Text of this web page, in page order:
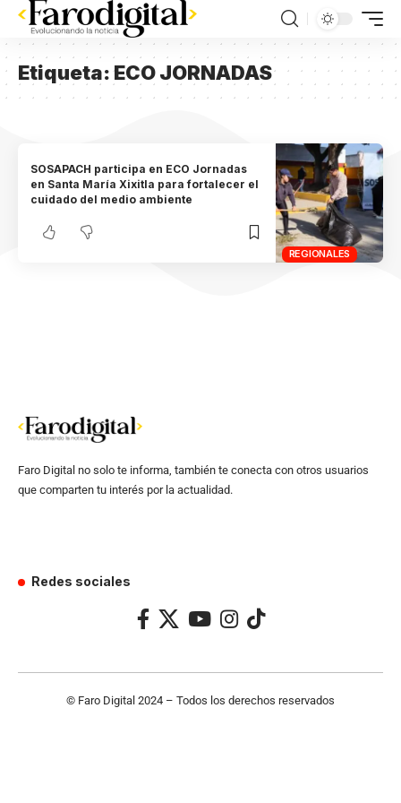
Etiqueta:ECO JORNADAS
REGIONALES
SOSAPACH participa en ECO Jornadas
en Santa María Xixitla para fortalecer el
cuidado del medio ambiente
Faro Digital no solo te informa, también te conecta con otros usuarios
que comparten tu interés por la actualidad.
Redes sociales
© Faro Digital 2024 – Todos los derechos reservados